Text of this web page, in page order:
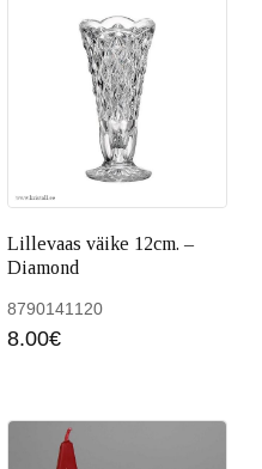
Lillevaas väike 12cm. –
Diamond
8790141120
8.00€